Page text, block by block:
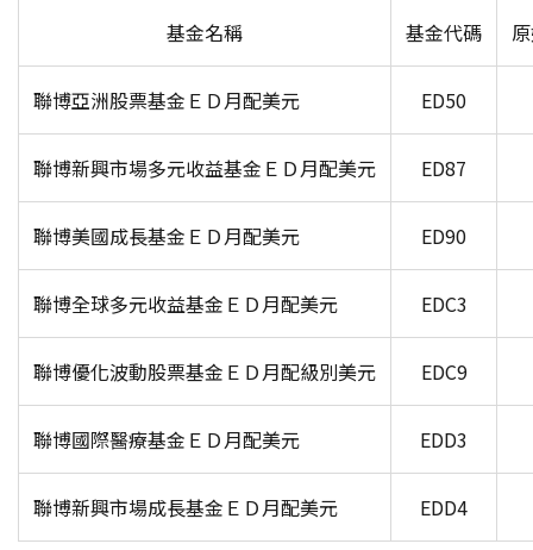
基金名稱
基金代碼
聯博亞洲股票基金ＥＤ月配美元 ED50
聯博新興市場多元收益基金ＥＤ月配美元 ED87
聯博美國成長基金ＥＤ月配美元 ED90
聯博全球多元收益基金ＥＤ月配美元 EDC3
聯博優化波動股票基金ＥＤ月配級別美元 EDC9
聯博國際醫療基金ＥＤ月配美元 EDD3
聯博新興市場成長基金ＥＤ月配美元 EDD4